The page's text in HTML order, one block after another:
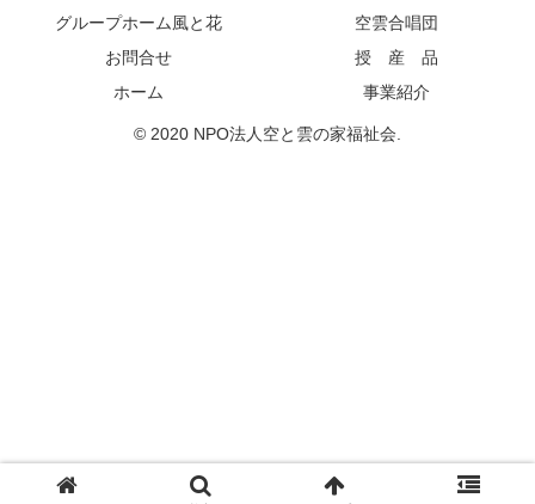
グループホーム風と花
空雲合唱団
お問合せ
授 産 品
ホーム
事業紹介
© 2020 NPO法人空と雲の家福祉会.